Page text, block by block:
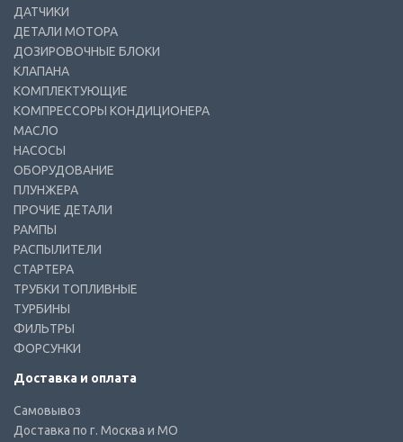
ДАТЧИКИ
ДЕТАЛИ МОТОРА
ДОЗИРОВОЧНЫЕ БЛОКИ
КЛАПАНА
КОМПЛЕКТУЮЩИЕ
КОМПРЕССОРЫ КОНДИЦИОНЕРА
МАСЛО
НАСОСЫ
ОБОРУДОВАНИЕ
ПЛУНЖЕРА
ПРОЧИЕ ДЕТАЛИ
РАМПЫ
РАСПЫЛИТЕЛИ
СТАРТЕРА
ТРУБКИ ТОПЛИВНЫЕ
ТУРБИНЫ
ФИЛЬТРЫ
ФОРСУНКИ
Доставка и оплата
Самовывоз
Доставка по г. Москва и МО